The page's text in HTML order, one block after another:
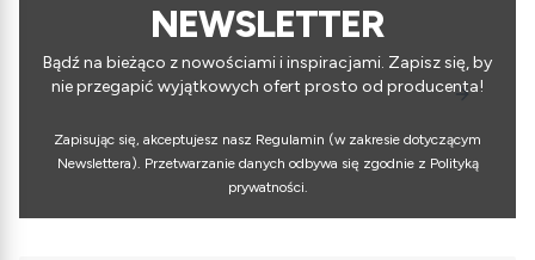
NEWSLETTER
Bądź na bieżąco z nowościami i inspiracjami. Zapisz się, by
nie przegapić wyjątkowych ofert prosto od producenta!
Zapisując się, akceptujesz nasz Regulamin (w zakresie dotyczącym
Newslettera). Przetwarzanie danych odbywa się zgodnie z Polityką
prywatności.